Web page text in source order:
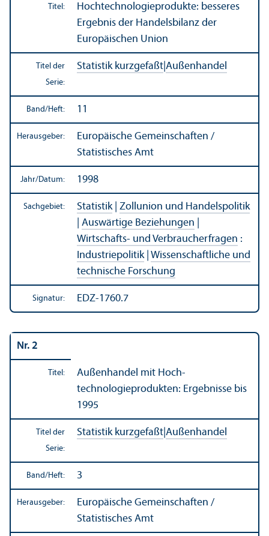
Titel:
Hoch­technologieprodukte: besseres
Ergebnis der Handels­bilanz der
Europäischen Union
Titel der
Serie:
Statistik kurzgefaßt Außen­handel
Band/Heft: 11
Herausgeber:
Europäische Gemeinschaften /
Statistisches Amt
Jahr/Datum: 1998
Sachgebiet: Statistik| Zollunion und Handels­politik
Auswärtige Beziehungen
Wirtschafts- und Verbraucherfragen :
Industriepolitik| Wissenschaft­liche und
technische Forschung
Signatur: EDZ-1760.7
Nr. 2
Titel:
Außen­handel mit Hoch­
technologieprodukten: Ergebnisse bis
1995
Titel der
Serie:
Statistik kurzgefaßt Außen­handel
Band/Heft: 3
Herausgeber:
Europäische Gemeinschaften /
Statistisches Amt